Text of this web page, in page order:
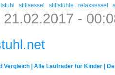
stillsessel stillstühle relaxsessel
21.02.2017 -
Vergleich | Alle Laufräder für Kinder |